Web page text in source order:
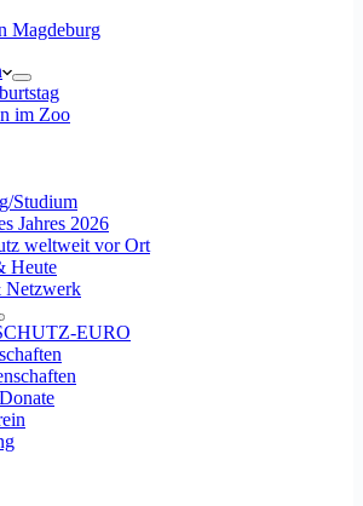
im Zoo
Studium
Jahres 2026
weltweit vor Ort
Heute
Netzwerk
EURO